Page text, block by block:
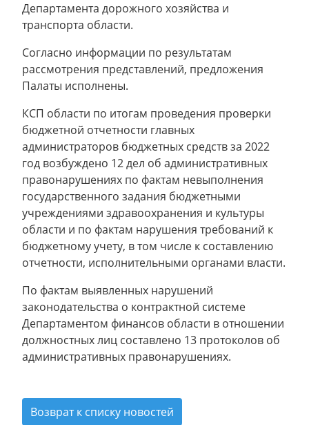
Департамента дорожного хозяйства и
транспорта области.
Согласно информации по результатам
рассмотрения представлений, предложения
Палаты исполнены.
КСП области по итогам проведения проверки
бюджетной отчетности главных
администраторов бюджетных средств за 2022
год возбуждено 12 дел об административных
правонарушениях по фактам невыполнения
государственного задания бюджетными
учреждениями здравоохранения и культуры
области и по фактам нарушения требований к
бюджетному учету, в том числе к составлению
отчетности, исполнительными органами власти.
По фактам выявленных нарушений
законодательства о контрактной системе
Департаментом финансов области в отношении
должностных лиц составлено 13 протоколов об
административных правонарушениях.
Возврат к списку новостей